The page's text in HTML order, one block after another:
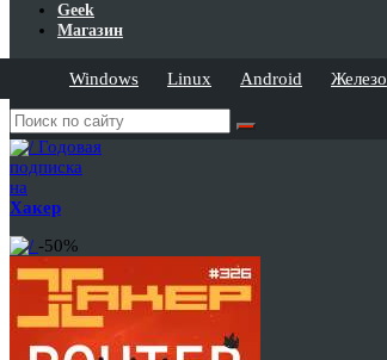
Geek
Магазин
Windows Linux Android Железо
Годовая
подписка
на
Хакер
-50%